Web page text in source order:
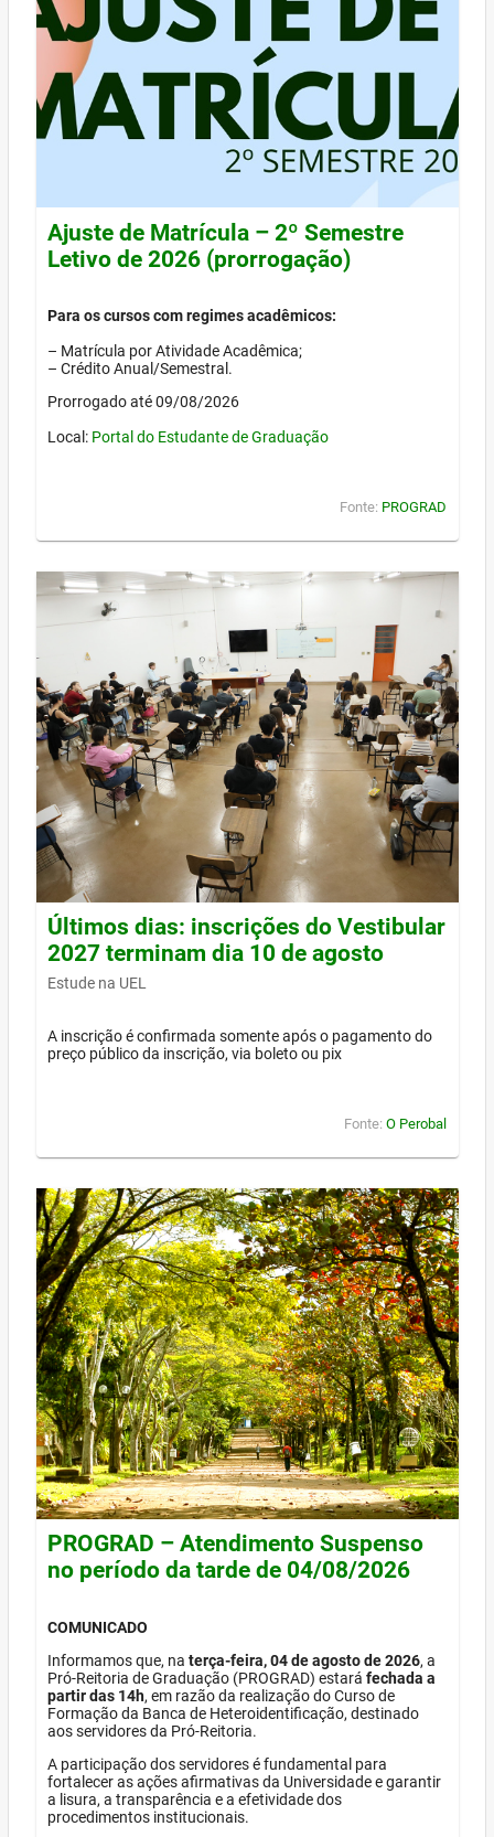
Ajuste de Matrícula – 2º Semestre
Letivo de 2026 (prorrogação)
Para os cursos com regimes acadêmicos:
– Matrícula por Atividade Acadêmica;
– Crédito Anual/Semestral.
Prorrogado até 09/08/2026
Local: Portal do Estudante de Graduação
Fonte: PROGRAD
Últimos dias: inscrições do Vestibular
2027 terminam dia 10 de agosto
Estude na UEL
A inscrição é confirmada somente após o pagamento do
preço público da inscrição, via boleto ou pix
Fonte: O Perobal
PROGRAD – Atendimento Suspenso
no período da tarde de 04/08/2026
COMUNICADO
Informamos que, na terça-feira, 04 de agosto de 2026, a
Pró-Reitoria de Graduação (PROGRAD) estará fechada a
partir das 14h, em razão da realização do Curso de
Formação da Banca de Heteroidentificação, destinado
aos servidores da Pró-Reitoria.
A participação dos servidores é fundamental para
fortalecer as ações afirmativas da Universidade e garantir
a lisura, a transparência e a efetividade dos
procedimentos institucionais.